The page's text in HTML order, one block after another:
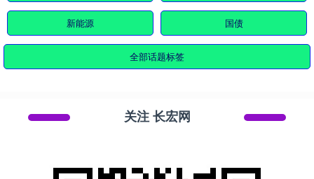
新能源 国债
全部话题标签
关注 长宏网